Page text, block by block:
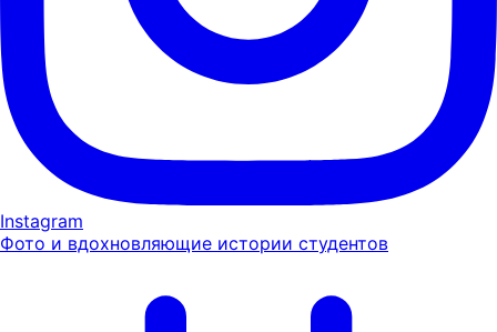
Instagram
Фото и вдохновляющие истории студентов